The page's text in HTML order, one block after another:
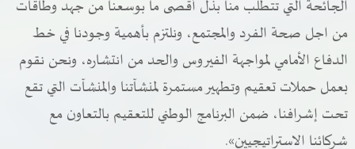
الجائحة التي تتطلب منا بذل أقصى ما بوسعنا من جهد وطاقات
من اجل صحة الفرد والمجتمع، ونلتزم بأهمية وجودنا في خط
الدفاع الأمامي لمواجهة الفيروس والحد من انتشاره، ونحن نقوم
بعمل حملات تعقيم وتطهير مستمرة لمنشآتنا والمنشآت التي تقع
تحت إشرافنا، ضمن البرنامج الوطني للتعقيم بالتعاون مع
شركائنا الاستراتيجيين».